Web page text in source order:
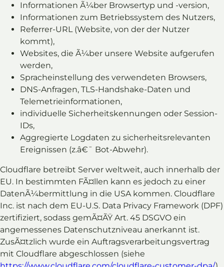
Informationen Ã¼ber Browsertyp und -version,
Informationen zum Betriebssystem des Nutzers,
Referrer-URL (Website, von der der Nutzer
kommt),
Websites, die Ã¼ber unsere Website aufgerufen
werden,
Spracheinstellung des verwendeten Browsers,
DNS-Anfragen, TLS-Handshake-Daten und
Telemetrieinformationen,
individuelle Sicherheitskennungen oder Session-
IDs,
Aggregierte Logdaten zu sicherheitsrelevanten
Ereignissen (z.â€¯ Bot-Abwehr).
Cloudflare betreibt Server weltweit, auch innerhalb der
EU. In bestimmten FÃ¤llen kann es jedoch zu einer
DatenÃ¼bermittlung in die USA kommen. Cloudflare
Inc. ist nach dem EU-U.S. Data Privacy Framework (DPF)
zertifiziert, sodass gemÃ¤ÃŸ Art. 45 DSGVO ein
angemessenes Datenschutzniveau anerkannt ist.
ZusÃ¤tzlich wurde ein Auftragsverarbeitungsvertrag
mit Cloudflare abgeschlossen (siehe